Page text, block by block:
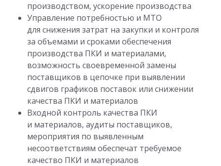
производством, ускорение производства
Управление потребностью и МТО
для снижения затрат на закупки и контроля
за объемами и сроками обеспечения
производства ПКИ и материалами,
возможность своевременной замены
поставщиков в цепочке при выявлении
сдвигов графиков поставок или снижении
качества ПКИ и материалов
Входной контроль качества ПКИ
и материалов, аудиты поставщиков,
мероприятия по выявленным
несоответствиям обеспечат требуемое
качество ПКИ и материалов